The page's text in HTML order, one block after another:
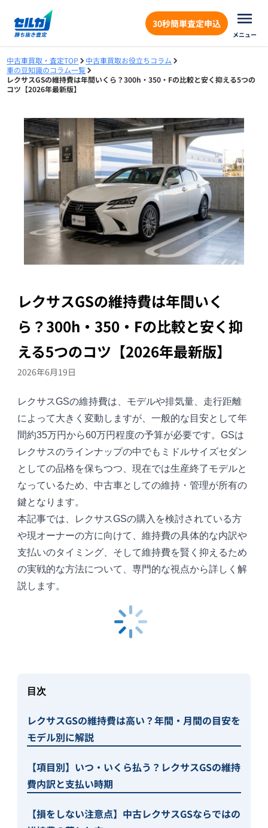
30秒簡単査定申込
メニュー
中古車買取・査定TOP
中古車買取お役立ちコラム
車の豆知識のコラム一覧
レクサスGSの維持費は年間いくら？300h・350・Fの比較と安く抑える5つの
コツ【2026年最新版】
レクサスGSの維持費は年間いく
ら？300h・350・Fの比較と安く抑
える5つのコツ【2026年最新版】
2026年6月19日
レクサスGSの維持費は、モデルや排気量、走行距離
によって大きく変動しますが、一般的な目安として年
間約35万円から60万円程度の予算が必要です。GSは
レクサスのラインナップの中でもミドルサイズセダン
としての品格を保ちつつ、現在では生産終了モデルと
なっているため、中古車としての維持・管理が所有の
鍵となります。
本記事では、レクサスGSの購入を検討されている方
や現オーナーの方に向けて、維持費の具体的な内訳や
支払いのタイミング、そして維持費を賢く抑えるため
の実戦的な方法について、専門的な視点から詳しく解
説します。
目次
レクサスGSの維持費は高い？年間・月間の目安を
モデル別に解説
【項目別】いつ・いくら払う？レクサスGSの維持
費内訳と支払い時期
【損をしない注意点】中古レクサスGSならではの